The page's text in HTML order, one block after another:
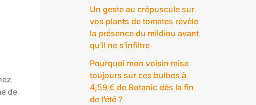
de
Un geste au crépuscule sur
vos plants de tomates révèle
la présence du mildiou avant
qu’il ne s’infiltre
Pourquoi mon voisin mise
toujours sur ces bulbes à
4,59 € de Botanic dès la fin
de l’été ?